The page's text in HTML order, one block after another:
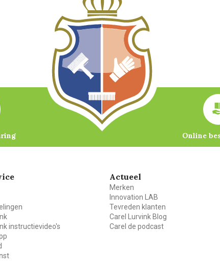
Online
instructievideo's
Actueel
Merken
Innovation LAB
Tevreden klanten
Carel Lurvink Blog
Carel de podcast